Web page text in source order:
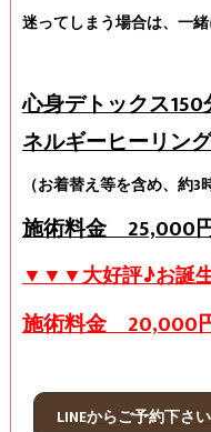
迷ってしまう場合は、一
心身デトックス
ネルギーヒーリング
（お着替え等を含め、約
施術料金 25,000
▼▼▼大好評♪お誕
施術料金 20,000
LINEからご予約下さい